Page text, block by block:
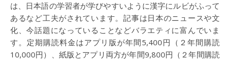
は、日本語の学習者が学びやすいように漢字にルビがふって
あるなど工夫がされています。記事は日本のニュースや文
化、今話題になっていることなどバラエティに富んでいま
す。定期購読料金はアプリ版が年間5,400円（２年間購読
10,000円）、紙版とアプリ両方が年間9,800円（２年間購読